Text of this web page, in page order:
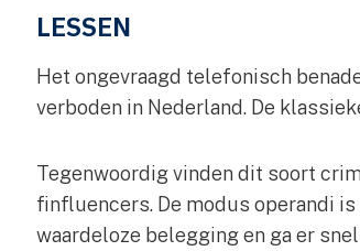
LESSEN
Het ongevraagd telefonisch
verboden in Nederland. De
Tegenwoordig vinden dit soort
finfluencers. De modus operandi
waardeloze belegging en ga er